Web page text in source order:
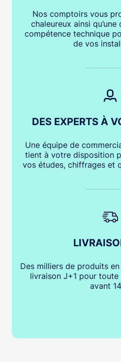
Nos comptoirs vous
chaleureux ainsi
compétence technique
de vos
DES EXPERTS À
Une équipe de
tient à votre disposition
vos études, chiffrages et
Des milliers de produits
livraison J+1 pour toute
avant